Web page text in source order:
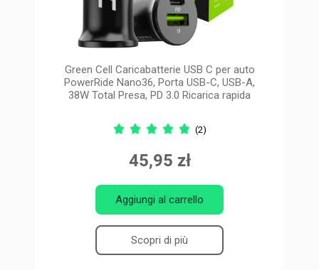
Green Cell Caricabatterie USB C per auto
PowerRide Nano36, Porta USB-C, USB-A,
38W Total Presa, PD 3.0 Ricarica rapida
(2)
45,95 zł
Aggiungi al carrello
Scopri di più